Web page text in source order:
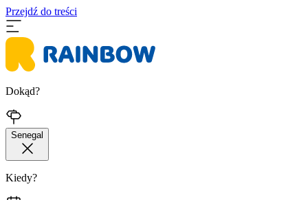
Przejdź do treści
Dokąd?
Senegal
Kiedy?